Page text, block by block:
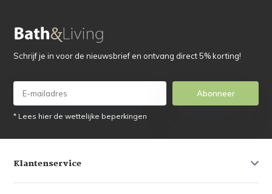
Schrijf je in voor de nieuwsbrief en ontvang direct 5% korting!
Abonneer
* Lees hier de wettelijke beperkingen
Klantenservice